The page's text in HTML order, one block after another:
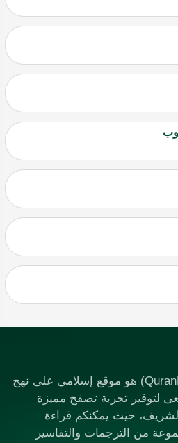
موقع القرآن ميديا (QuranMedia) هو موقع إسلامي على نهج
لتوفير تجربة تصفح مميزة
حيث يمكنكم قراءة
من الترجمات والتفاسير